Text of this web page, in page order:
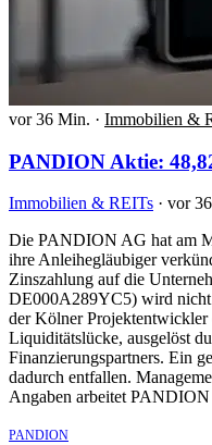
vor 36 Min. · Immobilien &
PANDION Aktie:
Immobilien & REITs · vor
Die PANDION AG hat am
ihre Anleihegläubiger
Zinszahlung auf die
DE000A289YC5) wird nicht
der Kölner Projektentwickler
Liquiditätslücke, ausgelöst
Finanzierungspartners. Ein
dadurch entfallen.
Angaben arbeitet
PANDION